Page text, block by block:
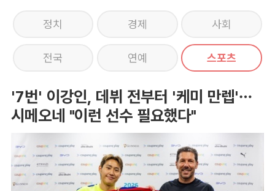
정치 경제 사회
전국 연예 스포츠
'7번' 이강인, 데뷔 전부터 '케미 만렙'…
시메오네 "이런 선수 필요했다"